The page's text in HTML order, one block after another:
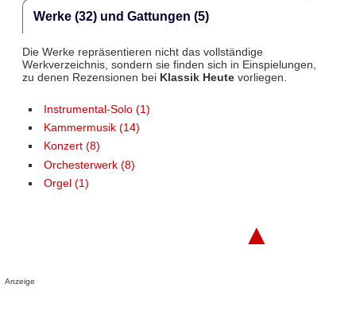
Werke (32) und Gattungen (5)
Die Werke repräsentieren nicht das vollständige
Werkverzeichnis, sondern sie finden sich in Einspielungen,
zu denen Rezensionen bei Klassik Heutevorliegen.
Instrumental-Solo (1)
Kammermusik (14)
Konzert (8)
Orchesterwerk (8)
Orgel (1)
▲
Anzeige